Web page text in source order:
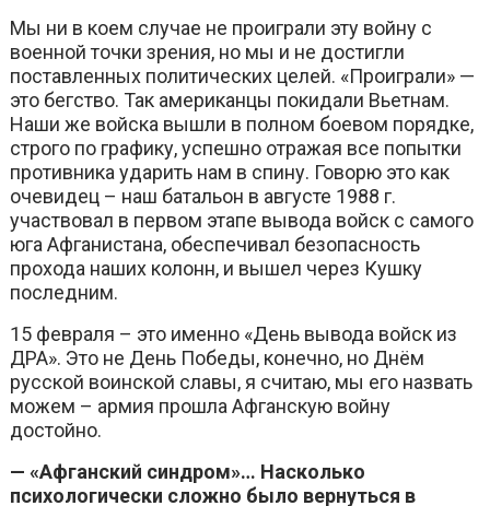
Мы ни в коем случае не проиграли эту войну с
военной точки зрения, но мы и не достигли
поставленных политических целей. «Проиграли» —
это бегство. Так американцы покидали Вьетнам.
Наши же войска вышли в полном боевом порядке,
строго по графику, успешно отражая все попытки
противника ударить нам в спину. Говорю это как
очевидец – наш батальон в августе 1988 г.
участвовал в первом этапе вывода войск с самого
юга Афганистана, обеспечивал безопасность
прохода наших колонн, и вышел через Кушку
последним.
15 февраля – это именно «День вывода войск из
ДРА». Это не День Победы, конечно, но Днём
русской воинской славы, я считаю, мы его назвать
можем – армия прошла Афганскую войну
достойно.
— «Афганский синдром»… Насколько
психологически сложно было вернуться в